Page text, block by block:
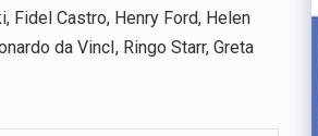
Fidel Castro, Henry Ford, Helen
da VincI, Ringo Starr, Greta